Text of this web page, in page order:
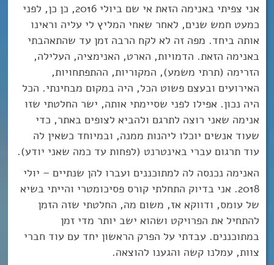
אני צפיתי באנימה הזאת אי שם ביולי 2016, כן כן, לפני
כמעט חמש שנים, לאחר שאחי המליץ לי עליה וראינו
אותה ביחד. מפה זה לא לקח הרבה זמן עד שהתאהבתי
באנימה הזאת. הדמויות, הארט, האנימציה, העלילה,
הזרימה (תרתי משמע), המקוריות, ההתפתחויות,
האירועים ובעצם פשוט הכל, היה במקום מבחינתי. הכל
היה נכון. אפילו לפני שסיימתי אותה, ישר החלטתי שזו
אנימה שאני רוצה לתרגם ולהביא לצופים באתר, כדי
שעוד אנשים יוכלו ליהנות ממנה, ובמיוחד כשאין לה
עוד תרגום עברי באינטרנט (לפחות עד כמה שאני יודע).
האנימה נכנסה לה למתוכננים ועברו להן שנתיים – יולי
2018. אני בדיוק התחלתי קורס פסיכומטרי והייתי בשיא
של עומס, ודווקא אז, משום מה, החלטתי שזה הזמן
להתחיל את הפרויקט ושהוא ישב יותר מדי זמן
במתוכננים. עבדתי על הפרק הראשון יחד עם עוד חברי
צוות, עמלנו קשה והגענו להוצאה.